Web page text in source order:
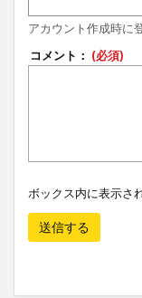
アカウント作成時に
コメント： (必須)
ボックス内に表示さ
送信する